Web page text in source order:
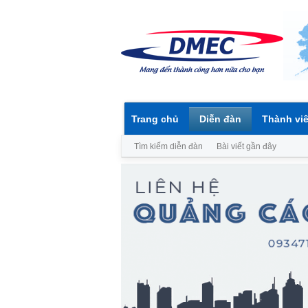
Trang chủ Diễn đàn
Tìm kiếm diễn đàn Bài viết gần đây
Thành